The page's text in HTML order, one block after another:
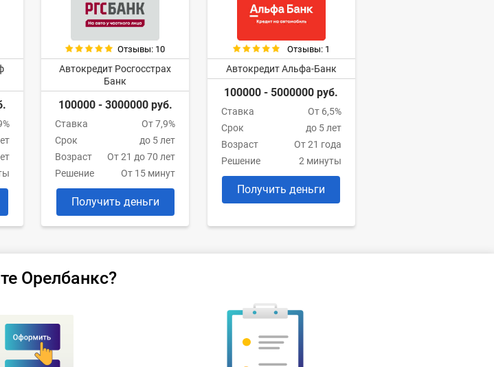
Отзывы: 10
Автокредит Росгосстрах
Банк
100000 - 3000000 руб.
Ставка
От 7,9%
Срок
до 5 лет
Возраст
От 21 до 70 лет
Решение
От 15 минут
Получить деньги
Отзывы: 1
Автокредит Альфа-Банк
100000 - 5000000 руб.
Ставка
От 6,5%
Срок
до 5 лет
Возраст
От 21 года
Решение
2 минуты
Получить деньги
Орелбанкс?